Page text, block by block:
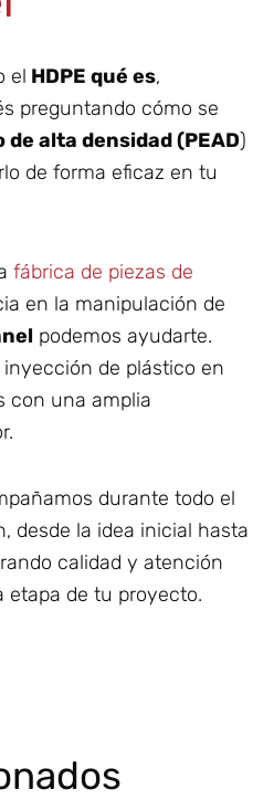
el HDPE qué es,
preguntando cómo se
alta densidad (PEAD)
de forma eficaz en tu
fábrica de piezas de
en la manipulación de
podemos ayudarte.
nyección de plástico en
con una amplia
durante todo el
desde la idea inicial hasta
calidad y atención
etapa de tu proyecto.